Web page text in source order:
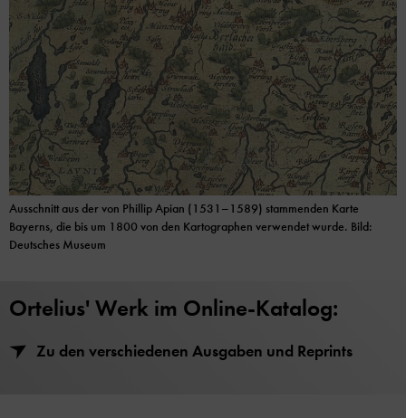
Ausschnitt aus der von Phillip Apian (1531–1589) stammenden Karte
Bayerns, die bis um 1800 von den Kartographen verwendet wurde. Bild:
Deutsches Museum
Ortelius' Werk im Online-Katalog:
Zu den verschiedenen Ausgaben und Reprints